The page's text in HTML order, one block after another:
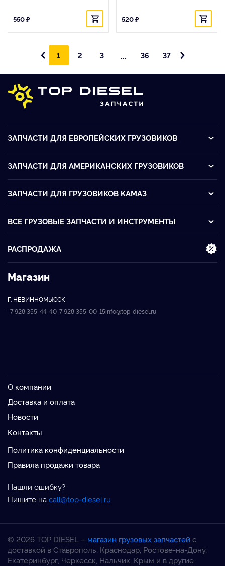
550 ₽ 520 ₽
1 2 3 ... 36 37
ЗАПЧАСТИ ДЛЯ ЕВРОПЕЙСКИХ ГРУЗОВИКОВ
ЗАПЧАСТИ ДЛЯ АМЕРИКАНСКИХ ГРУЗОВИКОВ
ЗАПЧАСТИ ДЛЯ ГРУЗОВИКОВ KАМАЗ
ВСЕ ГРУЗОВЫЕ ЗАПЧАСТИ И ИНСТРУМЕНТЫ
РАСПРОДАЖА
Магазин
Г. НЕВИННОМЫССК
+7 928 355-44-40+7 928 355-00-15info@top-diesel.ru
О компании
Доставка и оплата
Новости
Контакты
Политика конфиденциальности
Правила продажи товара
Нашли ошибку?
Пишите наcall@top-diesel.ru
© 2026 TOP DIESEL – магазин грузовых запчастей с
доставкой в Ставрополь, Краснодар, Ростове-на-Дону,
Екатеринбург, Черкесск, Нальчик, Крым и в другие